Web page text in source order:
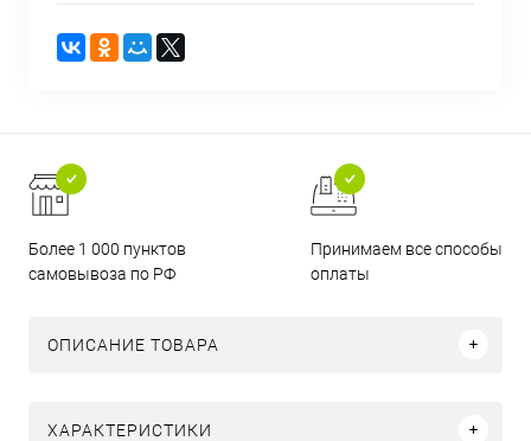
Более 1 000 пунктов
самовывоза по РФ
Принимаем все способы
оплаты
ОПИСАНИЕ ТОВАРА
ХАРАКТЕРИСТИКИ